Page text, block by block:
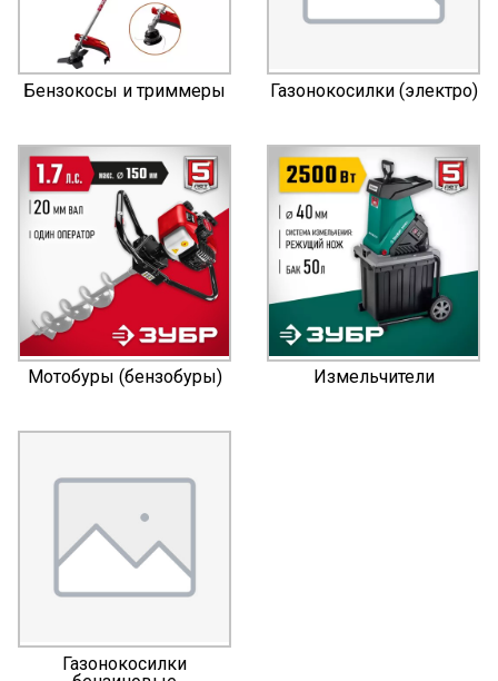
Бензокосы и триммеры Газонокосилки (электро)
Мотобуры (бензобуры) Измельчители
Газонокосилки